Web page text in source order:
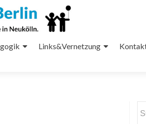
Links&Vernetzung